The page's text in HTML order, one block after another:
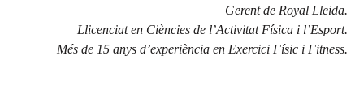
Gerent de Royal Lleida.
Llicenciat en Ciències de l’Activitat Física i l’Esport.
Més de 15 anys d’experiència en Exercici Físic i Fitness.